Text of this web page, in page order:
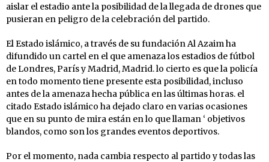
aislar el estadio ante la posibilidad de la llegada de drones que
pusieran en peligro de la celebración del partido.
El Estado islámico, a través de su fundación Al Azaim ha
difundido un cartel en el que amenaza los estadios de fútbol
de Londres, París y Madrid, Madrid. lo cierto es que la policía
en todo momento tiene presente esta posibilidad, incluso
antes de la amenaza hecha pública en las últimas horas. el
citado Estado islámico ha dejado claro en varias ocasiones
que en su punto de mira están en lo que llaman ‘ objetivos
blandos, como son los grandes eventos deportivos.
Por el momento, nada cambia respecto al partido y todas las